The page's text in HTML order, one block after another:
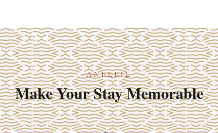
ΑΝΈΣΕΙΣ
Make Your Stay Memorable